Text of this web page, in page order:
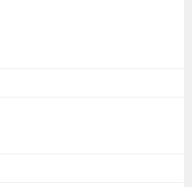
действием;
которое ускоряет
после переломов, травм
это очень хорошее
средство, которое
психоэмоциональных